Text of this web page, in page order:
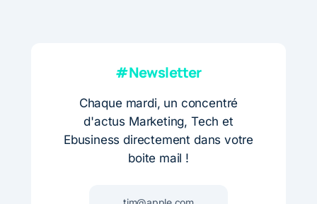
#Newsletter
Chaque mardi, un concentré
d'actus Marketing, Tech et
Ebusiness directement dans votre
boite mail !